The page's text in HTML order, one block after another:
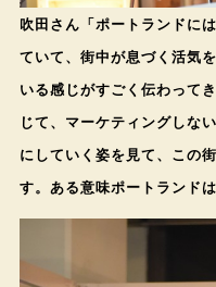
吹田さん「ポートランドに
ていて、街中が息づく活気
いる感じがすごく伝わって
じて、マーケティングしな
にしていく姿を見て、この
す。ある意味ポートランド